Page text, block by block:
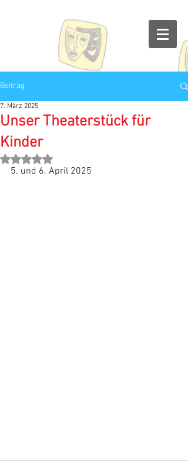
Beitrag
Unser Theaterstück für
Kinder
7. März 2025
Mit NaN von 5 Sternen bewertet.
5. und 6. April 2025